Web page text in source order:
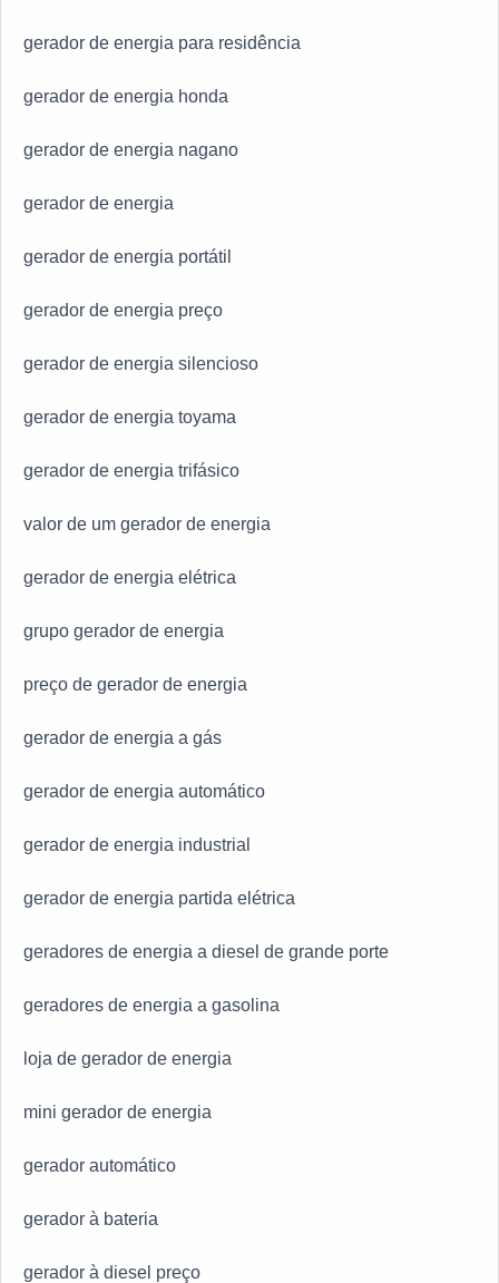
gerador de energia para residência
gerador de energia honda
gerador de energia nagano
gerador de energia
gerador de energia portátil
gerador de energia preço
gerador de energia silencioso
gerador de energia toyama
gerador de energia trifásico
valor de um gerador de energia
gerador de energia elétrica
grupo gerador de energia
preço de gerador de energia
gerador de energia a gás
gerador de energia automático
gerador de energia industrial
gerador de energia partida elétrica
geradores de energia a diesel de grande porte
geradores de energia a gasolina
loja de gerador de energia
mini gerador de energia
gerador automático
gerador à bateria
gerador à diesel preço